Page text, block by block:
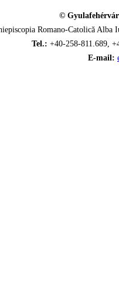
©
Romano-Catolică
Tel.: +40-258-811.689,
E-mail: